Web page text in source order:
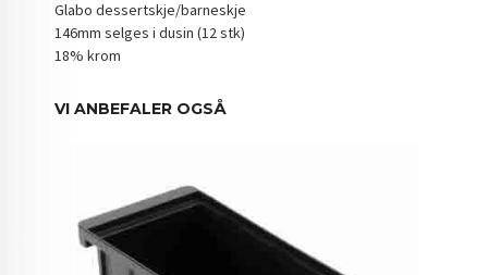
Glabo dessertskje/barneskje
146mm selges i dusin (12 stk)
18% krom
VI ANBEFALER OGSÅ